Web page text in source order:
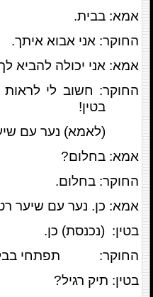
אמא: בבית.
החוקר: אני אבוא איתך.
אמא: אני יכולה להביא
החוקר: חשוב לי
בטין!
(לאמא) נער עם
אמא: בחלום?
החוקר: בחלום.
אמא: כן. נער עם שיער
בטין: (נכנסת) כן.
החוקר: תפתחי
בטין: תיק רגיל?